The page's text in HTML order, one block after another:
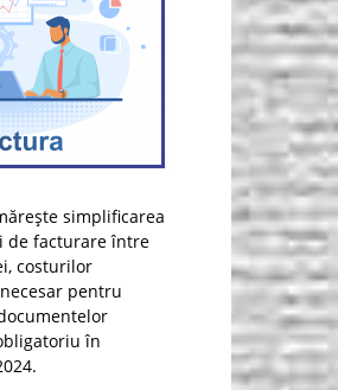
simplificarea
de facturare între
costurilor
pentru
în